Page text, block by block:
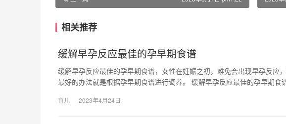
相关推荐
缓解早孕反应最佳的孕早期食谱
缓解早孕反应最佳的孕早期食谱，女性在妊娠之初，难免会出现早孕反应
最好的办法就是根据孕早期食谱进行调养。 缓解早孕反应最佳的孕早期食
育儿 2023年4月24日